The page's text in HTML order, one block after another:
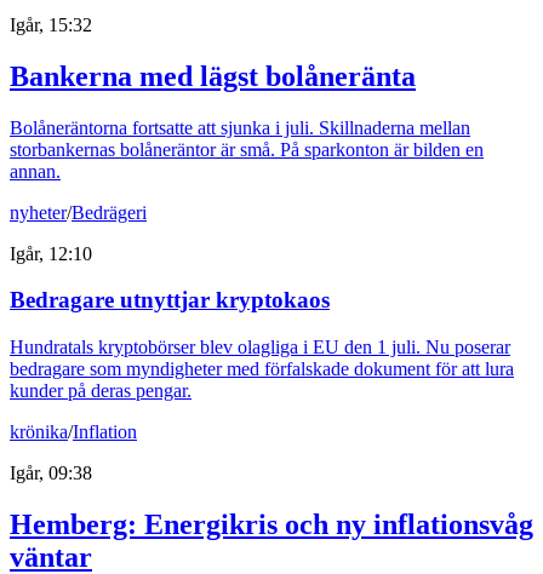
Igår, 15:32
Bankerna med lägst bolåneränta
Bolåneräntorna fortsatte att sjunka i juli. Skillnaderna mellan
storbankernas bolåneräntor är små. På sparkonton är bilden en
annan.
nyheter/Bedrägeri
Igår, 12:10
Bedragare utnyttjar kryptokaos
Hundratals kryptobörser blev olagliga i EU den 1 juli. Nu poserar
bedragare som myndigheter med förfalskade dokument för att lura
kunder på deras pengar.
krönika/Inflation
Igår, 09:38
Hemberg: Energikris och ny inflationsvåg
väntar